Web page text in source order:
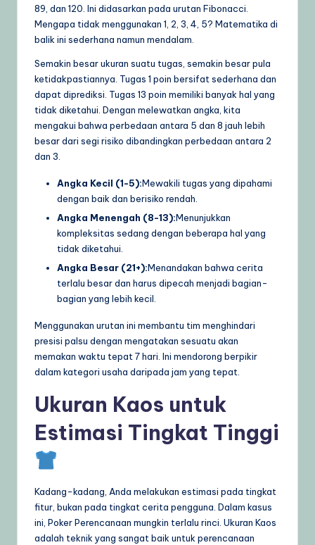
89, dan 120. Ini didasarkan pada urutan Fibonacci.
Mengapa tidak menggunakan 1, 2, 3, 4, 5? Matematika di
balik ini sederhana namun mendalam.
Semakin besar ukuran suatu tugas, semakin besar pula
ketidakpastiannya. Tugas 1 poin bersifat sederhana dan
dapat diprediksi. Tugas 13 poin memiliki banyak hal yang
tidak diketahui. Dengan melewatkan angka, kita
mengakui bahwa perbedaan antara 5 dan 8 jauh lebih
besar dari segi risiko dibandingkan perbedaan antara 2
dan 3.
Angka Kecil (1-5):Mewakili tugas yang dipahami
dengan baik dan berisiko rendah.
Angka Menengah (8-13):Menunjukkan
kompleksitas sedang dengan beberapa hal yang
tidak diketahui.
Angka Besar (21+):Menandakan bahwa cerita
terlalu besar dan harus dipecah menjadi bagian-
bagian yang lebih kecil.
Menggunakan urutan ini membantu tim menghindari
presisi palsu dengan mengatakan sesuatu akan
memakan waktu tepat 7 hari. Ini mendorong berpikir
dalam kategori usaha daripada jam yang tepat.
Ukuran Kaos untuk
Estimasi Tingkat Tinggi
Kadang-kadang, Anda melakukan estimasi pada tingkat
fitur, bukan pada tingkat cerita pengguna. Dalam kasus
ini, Poker Perencanaan mungkin terlalu rinci. Ukuran Kaos
adalah teknik yang sangat baik untuk perencanaan